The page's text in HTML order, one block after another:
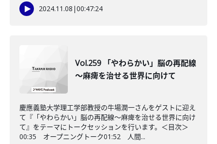
2024.11.08 |00:47:24
Vol.259 「やわらかい」脳の再配線
～麻痺を治せる世界に向けて
慶應義塾大学理工学部教授の牛場潤一さんをゲストに迎え
て『「やわらかい」脳の再配線～麻痺を治せる世界に向け
て』をテーマにトークセッションを行います。＜目次＞
00:35 オープニングトーク01:52 人間...